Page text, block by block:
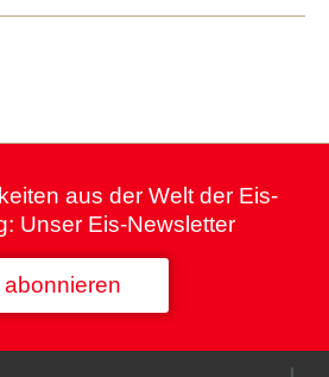
aus der Welt der Eis-
Unser Eis-Newsletter
abonnieren